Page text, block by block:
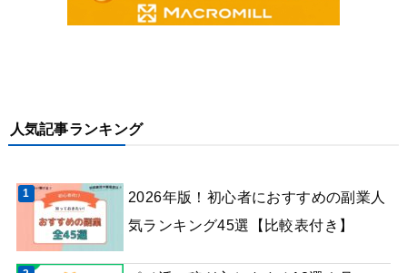
人気記事ランキング
2026年版！初心者におすすめの副業人
気ランキング45選【比較表付き】